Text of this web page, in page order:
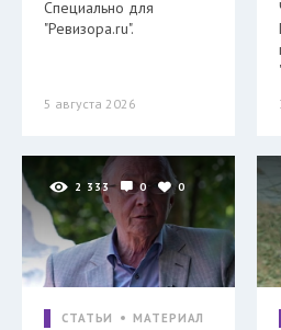
Специально для
"Ревизора.ru".
5 августа 2026
2 333 0 0
СТАТЬИ МАТЕРИАЛ